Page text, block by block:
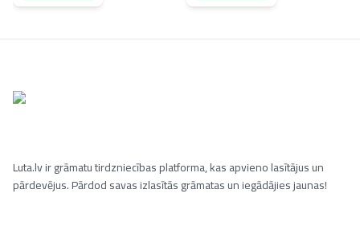
Luta.lv ir grāmatu tirdzniecības platforma, kas apvieno lasītājus un
pārdevējus. Pārdod savas izlasītās grāmatas un iegādājies jaunas!